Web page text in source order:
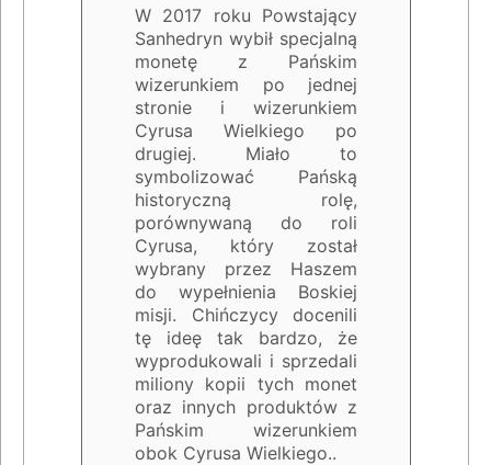
W 2017 roku Powstający
Sanhedryn wybił specjalną
monetę z Pańskim
wizerunkiem po jednej
stronie i wizerunkiem
Cyrusa Wielkiego po
drugiej. Miało to
symbolizować Pańską
historyczną rolę,
porównywaną do roli
Cyrusa, który został
wybrany przez Haszem
do wypełnienia Boskiej
misji. Chińczycy docenili
tę ideę tak bardzo, że
wyprodukowali i sprzedali
miliony kopii tych monet
oraz innych produktów z
Pańskim wizerunkiem
obok Cyrusa Wielkiego..